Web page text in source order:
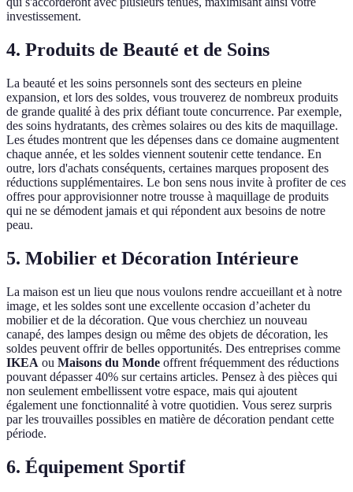
investissement.
4. Produits de Beauté et de Soins
La beauté et les soins personnels sont des secteurs en pleine
expansion, et lors des soldes, vous trouverez de nombreux produits
de grande qualité à des prix défiant toute concurrence. Par exemple,
des soins hydratants, des crèmes solaires ou des kits de maquillage.
Les études montrent que les dépenses dans ce domaine augmentent
chaque année, et les soldes viennent soutenir cette tendance. En
outre, lors d'achats conséquents, certaines marques proposent des
réductions supplémentaires. Le bon sens nous invite à profiter de ces
offres pour approvisionner notre trousse à maquillage de produits
qui ne se démodent jamais et qui répondent aux besoins de notre
peau.
5. Mobilier et Décoration Intérieure
La maison est un lieu que nous voulons rendre accueillant et à notre
image, et les soldes sont une excellente occasion d’acheter du
mobilier et de la décoration. Que vous cherchiez un nouveau
canapé, des lampes design ou même des objets de décoration, les
soldes peuvent offrir de belles opportunités. Des entreprises comme
IKEA ou Maisons du Monde offrent fréquemment des réductions
pouvant dépasser 40% sur certains articles. Pensez à des pièces qui
non seulement embellissent votre espace, mais qui ajoutent
également une fonctionnalité à votre quotidien. Vous serez surpris
par les trouvailles possibles en matière de décoration pendant cette
période.
6. Équipement Sportif